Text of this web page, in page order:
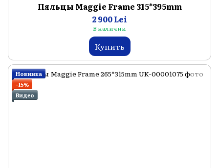
Пяльцы Maggie Frame 315*395mm
2 900 Lei
В наличии
Купить
Новинка
−15%
Видео